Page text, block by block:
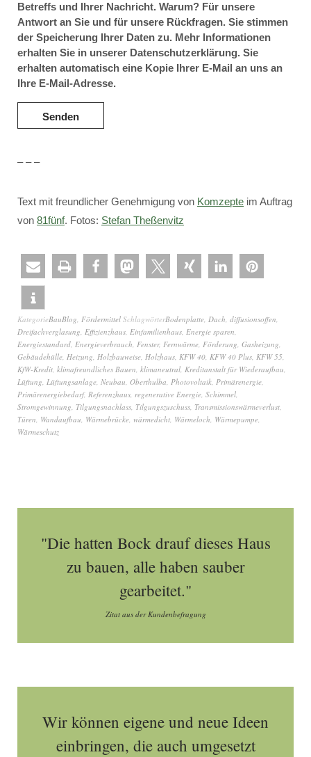
Betreffs und Ihrer Nachricht. Warum? Für unsere
Antwort an Sie und für unsere Rückfragen. Sie stimmen
der Speicherung Ihrer Daten zu. Mehr Informationen
erhalten Sie in unserer Datenschutzerklärung. Sie
erhalten automatisch eine Kopie Ihrer E-Mail an uns an
Ihre E-Mail-Adresse.
– – –
Text mit freundlicher Genehmigung von Komzepte im Auftrag
von 81fünf. Fotos: Stefan Theßenvitz
KategorieBauBlog, Fördermittel SchlagwörterBodenplatte, Dach, diffusionsoffen,
Dreifachverglasung, Effizienzhaus, Einfamilienhaus, Energie sparen,
Energiestandard, Energieverbrauch, Fenster, Fernwärme, Förderung, Gasheizung,
Gebäudehülle, Heizung, Holzbauweise, Holzhaus, KFW 40, KFW 40 Plus, KFW 55,
KfW-Kredit, klimafreundliches Bauen, klimaneutral, Kreditanstalt für Wiederaufbau,
Lüftung, Lüftungsanlage, Neubau, Oberthulba, Photovoltaik, Primärenergie,
Primärenergiebedarf, Referenzhaus, regenerative Energie, Schimmel,
Stromgewinnung, Tilgungsnachlass, Tilgungszuschuss, Transmissionswärmeverlust,
Türen, Wandaufbau, Wärmebrücke, wärmedicht, Wärmeloch, Wärmepumpe,
Wärmeschutz
"Die hatten Bock drauf dieses Haus
zu bauen, alle haben sauber
gearbeitet."
Zitat aus der Kundenbefragung
Wir können eigene und neue Ideen
einbringen, die auch umgesetzt